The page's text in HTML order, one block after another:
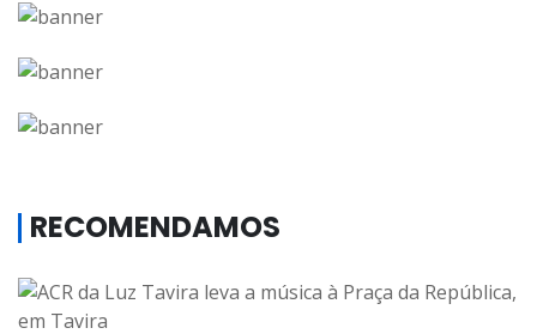
RECOMENDAMOS